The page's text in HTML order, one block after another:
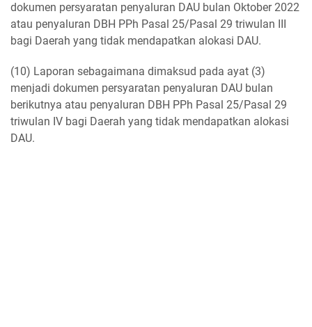
dokumen persyaratan penyaluran DAU bulan Oktober 2022
atau penyaluran DBH PPh Pasal 25/Pasal 29 triwulan III
bagi Daerah yang tidak mendapatkan alokasi DAU.
(10) Laporan sebagaimana dimaksud pada ayat (3)
menjadi dokumen persyaratan penyaluran DAU bulan
berikutnya atau penyaluran DBH PPh Pasal 25/Pasal 29
triwulan IV bagi Daerah yang tidak mendapatkan alokasi
DAU.